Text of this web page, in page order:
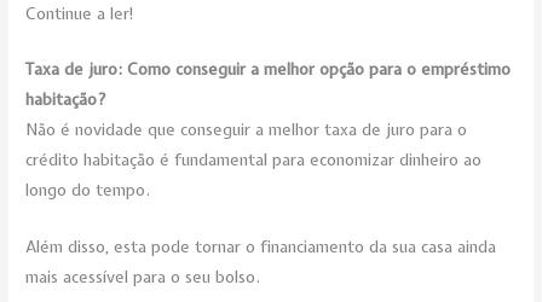
Continue a ler!
Taxa de juro: Como conseguir a melhor opção para o empréstimo
habitação?
Não é novidade que conseguir a melhor taxa de juro para o
crédito habitação é fundamental para economizar dinheiro ao
longo do tempo.
Além disso, esta pode tornar o financiamento da sua casa ainda
mais acessível para o seu bolso.